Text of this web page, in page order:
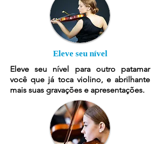
Eleve seu nível
Eleve seu nível para outro patamar
você que já toca violino, e abrilhante
mais suas gravações e apresentações.